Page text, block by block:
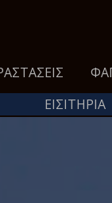
ΕΙΣΙΤΗΡΙΑ